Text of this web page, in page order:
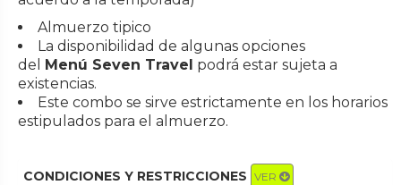
Almuerzo tipico
La disponibilidad de algunas opciones
del
Menú Seven Travel podrá estar sujeta a
existencias.
Este combo se sirve estrictamente en los horarios
estipulados para el almuerzo.
CONDICIONES Y RESTRICCIONES VER